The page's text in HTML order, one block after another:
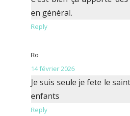
en général.
Reply
Ro
14 février 2026
Je suis seule je fete le
enfants
Reply